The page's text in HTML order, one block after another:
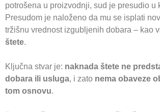
potrošena u proizvodnji, sud je presudio u
Presudom je naloženo da mu se isplati
tržišnu vrednost izgubljenih dobara – kao
štete.
Ključna stvar je: naknada štete ne
dobara ili usluga, i zato nema obaveze
tom osnovu.